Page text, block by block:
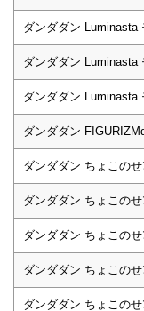
ダンダダン Luminasta
ダンダダン Luminasta
ダンダダン Luminasta
ダンダダン
ダンダダン ちょこの
ダンダダン ちょこの
ダンダダン ちょこの
ダンダダン ちょこの
ダンダダン ちょこの